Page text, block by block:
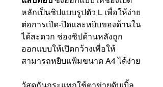
หลักเป็นซิปแบบรูปตัว L เพื่อให้ง่าย
ต่อการเปิด-ปิดและหยิบของด้านใน
ได้สะดวก ช่องซิปด้านหลังถูก
ออกแบบให้เปิดกว้างเพื่อให้
สามารถหยิบแฟ้มขนาด A4 ได้ง่าย